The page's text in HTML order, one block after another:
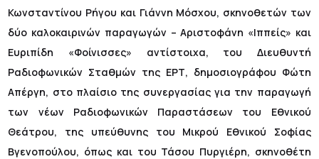
Κωνσταντίνου Ρήγου και Γιάννη Μόσχου, σκηνοθετών των
δύο καλοκαιρινών παραγωγών – Αριστοφάνη «Ιππείς» και
Ευριπίδη «Φοίνισσες» αντίστοιχα, του Διευθυντή
Ραδιοφωνικών Σταθμών της ΕΡΤ, δημοσιογράφου Φώτη
Απέργη, στο πλαίσιο της συνεργασίας για την παραγωγή
των νέων Ραδιοφωνικών Παραστάσεων του Εθνικού
Θεάτρου, της υπεύθυνης του Μικρού Εθνικού Σοφίας
Βγενοπούλου, όπως και του Τάσου Πυργιέρη, σκηνοθέτη